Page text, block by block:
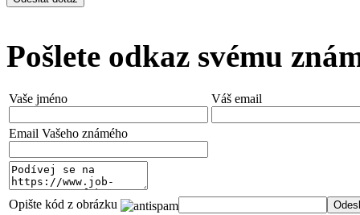
Pošlete odkaz svému
Vaše jméno Váš email
Email Vašeho známého
Opište kód z obrázku